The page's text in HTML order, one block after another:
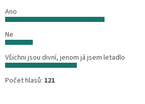
Ano
Ne
Všichni jsou divní, jenom já jsem letadlo
Počet hlasů: 121